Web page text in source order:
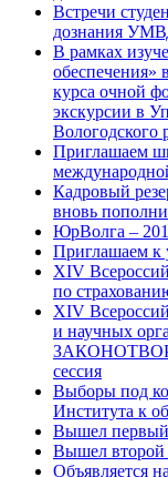
Встречи
дознания
В рамках
обеспечения»
курса очной
экскурсии в
Вологодского
Приглашаем
Кадровый
вновь
ЮрВолга –
Приглашаем к
XIV
по
XIV
и научных
сессия
Выборы под
Института к
Вышел
Вышел второй
Объявляется